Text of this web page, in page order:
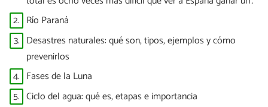
Mundial”
2. Río Paraná
3. Desastres naturales: qué son, tipos, ejemplos y cómo
prevenirlos
4. Fases de la Luna
5. Ciclo del agua: qué es, etapas e importancia